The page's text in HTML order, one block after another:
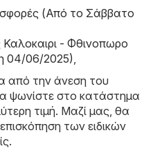
(Από το Σάββατο
- Φθινοπωρο
04/06/2025)
από την άνεση του
ψωνίστε στο κατάστημα
τιμή. Μαζί μας, θα
των ειδικών